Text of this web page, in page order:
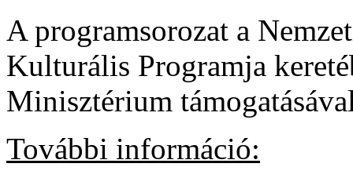
A programsorozat a
Kulturális Programja
Minisztérium
További információ: